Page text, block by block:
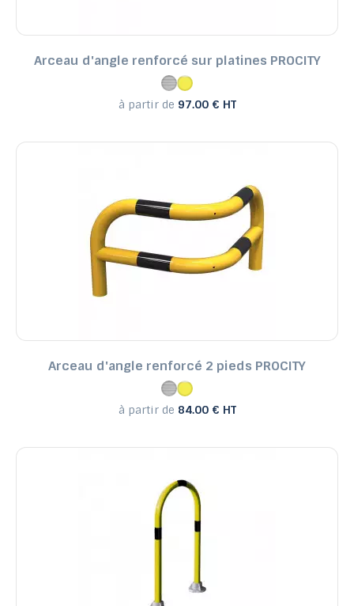
Arceau d'angle renforcé sur platines PROCITY
à partir de 97.00 € HT
Arceau d'angle renforcé 2 pieds PROCITY
à partir de 84.00 € HT